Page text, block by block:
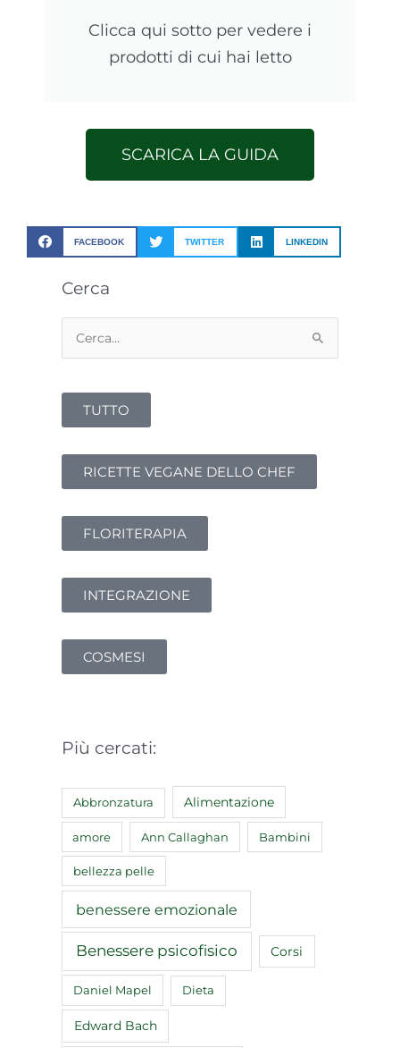
Clicca qui sotto per vedere i
prodotti di cui hai letto
SCARICA LA GUIDA
FACEBOOK TWITTER LINKEDIN
Cerca
Cerca:
TUTTO
RICETTE VEGANE DELLO CHEF
FLORITERAPIA
INTEGRAZIONE
COSMESI
Più cercati:
Abbronzatura Alimentazione
amore Ann Callaghan Bambini
bellezza pelle
benessere emozionale
Benessere psicofisico Corsi
Daniel Mapel Dieta
Edward Bach